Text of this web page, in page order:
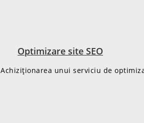
Optimizare site SEO
Achiziționarea unui serviciu de